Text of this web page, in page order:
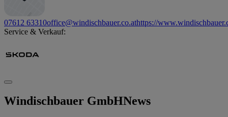
07612 63310office@windischbauer.co.athttps://
Service & Verkauf:
Windischbauer GmbHNews